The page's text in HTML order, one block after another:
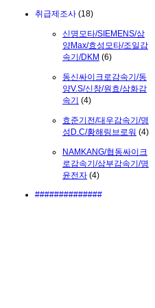
취급제조사 (18)
신명모타/SIEMENS/삼
양Max/효성모타/조일감
속기/DKM (6)
동신싸이크로감속기/동
양V.S/신창/원효/삼화감
속기 (4)
효준기전/대우감속기/명
성D.C/황해링브로워 (4)
NAMKANG/협동싸이크
로감속기/삼부감속기/명
윤전자 (4)
##############